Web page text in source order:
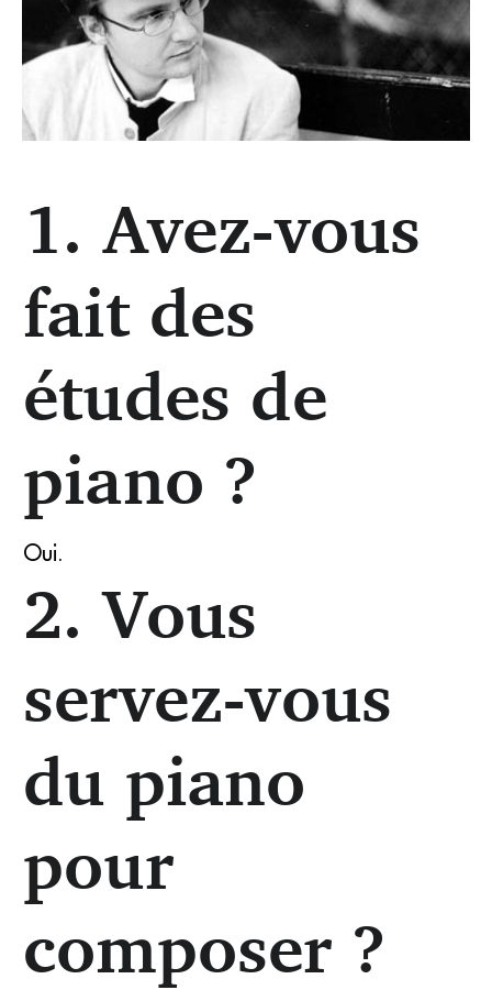
Franck Krawczyk (DR)
1. Avez-vous
fait des
études de
piano ?
Oui.
2. Vous
servez-vous
du piano
pour
composer ?